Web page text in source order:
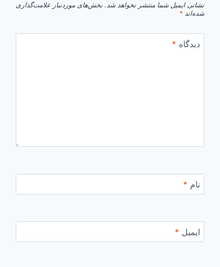
نشانی ایمیل شما منتشر نخواهد شد. بخش‌های موردنیاز علامت‌گذاری
شده‌اند *
دیدگاه *
نام *
ایمیل *